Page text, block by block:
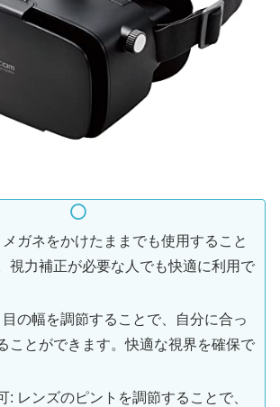
メガネをかけたままでも使用すること
視力補正が必要な人でも快適に利用で
目の幅を調節することで、自分に合っ
ことができます。快適な視界を確保で
: レンズのピントを調節することで、